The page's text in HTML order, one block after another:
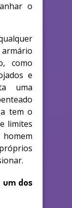
o
como
e
uma
tem o
limites
um dos